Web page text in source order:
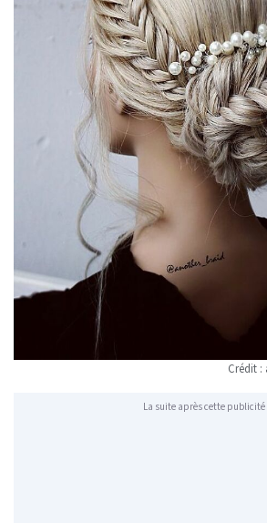
Crédit
La suite après cette publicité